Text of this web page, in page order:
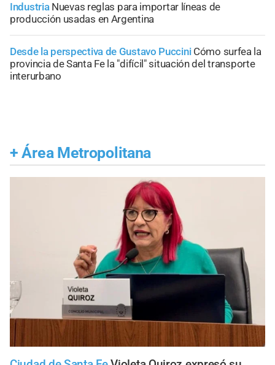
Industria Nuevas reglas para importar líneas de
producción usadas en Argentina
Desde la perspectiva de Gustavo Puccini Cómo surfea la
provincia de Santa Fe la "difícil" situación del transporte
interurbano
+ Área Metropolitana